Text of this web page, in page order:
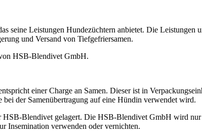
seine Leistungen Hundezüchtern anbietet. Die Leistungen
und Versand von Tiefgefriersamen.
HSB-Blendivet GmbH.
einer Charge an Samen. Dieser ist in
der Samenübertragung auf eine Hündin verwendet wird.
Blendivet gelagert. Die HSB-Blendivet GmbH wird
Insemination verwenden oder vernichten.